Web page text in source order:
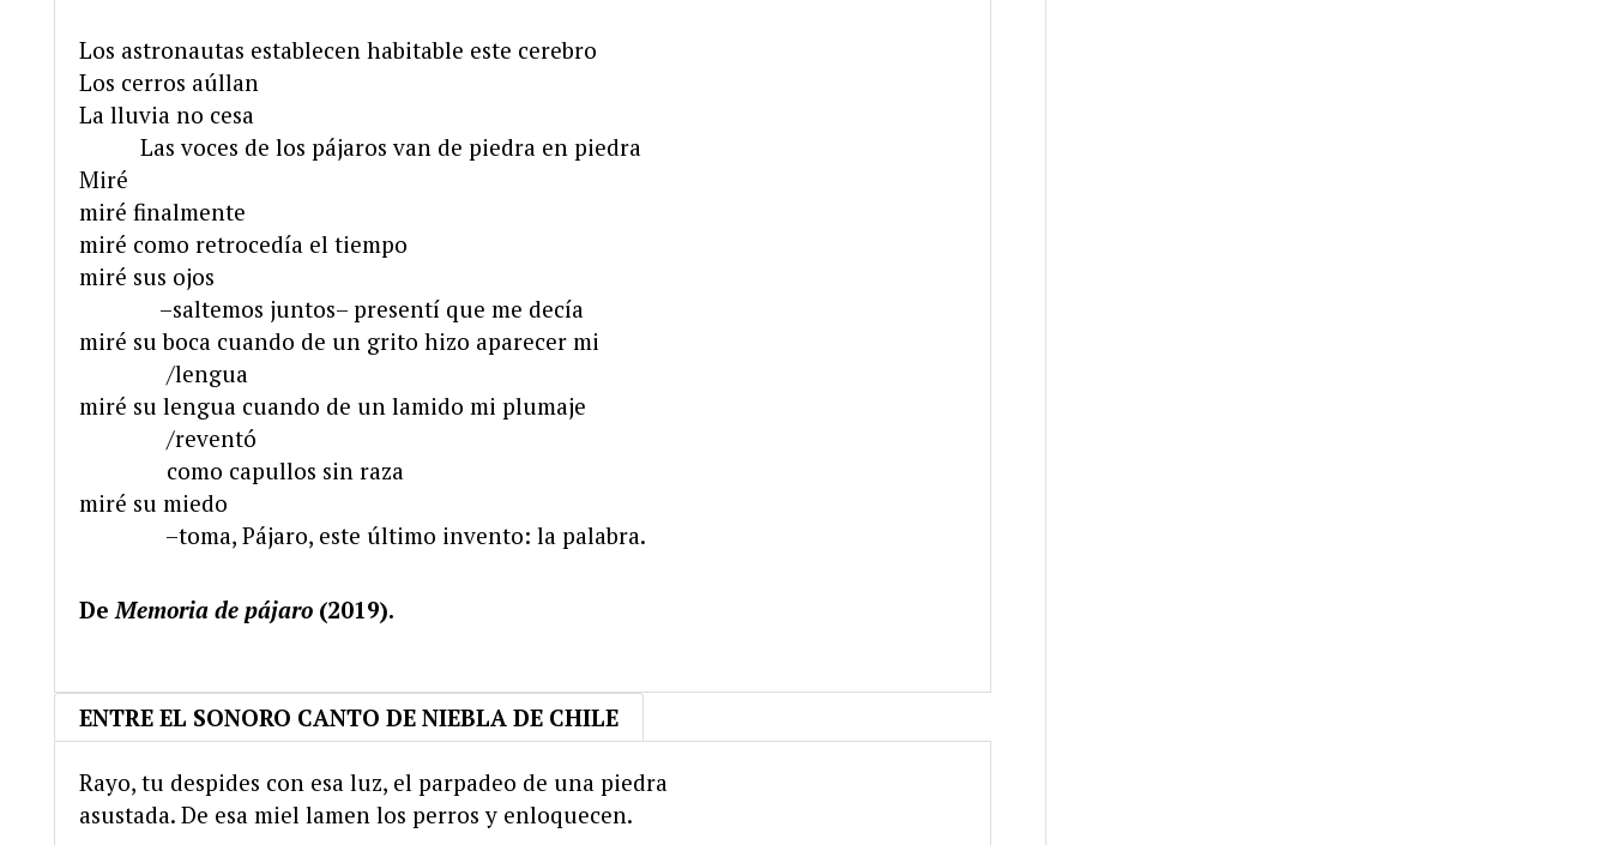
Los astronautas establecen habitable este cerebro
Los cerros aúllan
La lluvia no cesa
Las voces de los pájaros van de piedra en piedra
Miré
miré finalmente
miré como retrocedía el tiempo
miré sus ojos
–saltemos juntos– presentí que me decía
miré su boca cuando de un grito hizo aparecer mi
/lengua
miré su lengua cuando de un lamido mi plumaje
/reventó
como capullos sin raza
miré su miedo
–toma, Pájaro, este último invento: la palabra.
De Memoria de pájaro (2019).
ENTRE EL SONORO CANTO DE NIEBLA DE CHILE
Rayo, tu despides con esa luz, el parpadeo de una piedra
asustada. De esa miel lamen los perros y enloquecen.